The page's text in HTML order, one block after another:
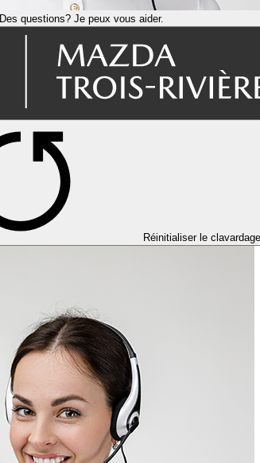
Des questions? Je peux vous aider.
Réinitialiser le clavardage